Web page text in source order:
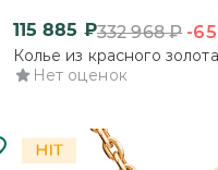
115 885 ₽332 968₽ -
Колье из красного
Нет оценок